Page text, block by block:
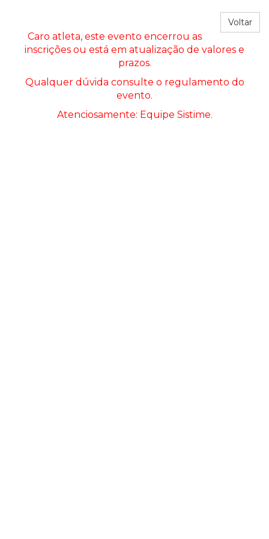
Voltar
Caro atleta, este evento encerrou as
inscrições ou está em atualização de valores e
prazos.
Qualquer dúvida consulte o regulamento do
evento.
Atenciosamente: Equipe Sistime.